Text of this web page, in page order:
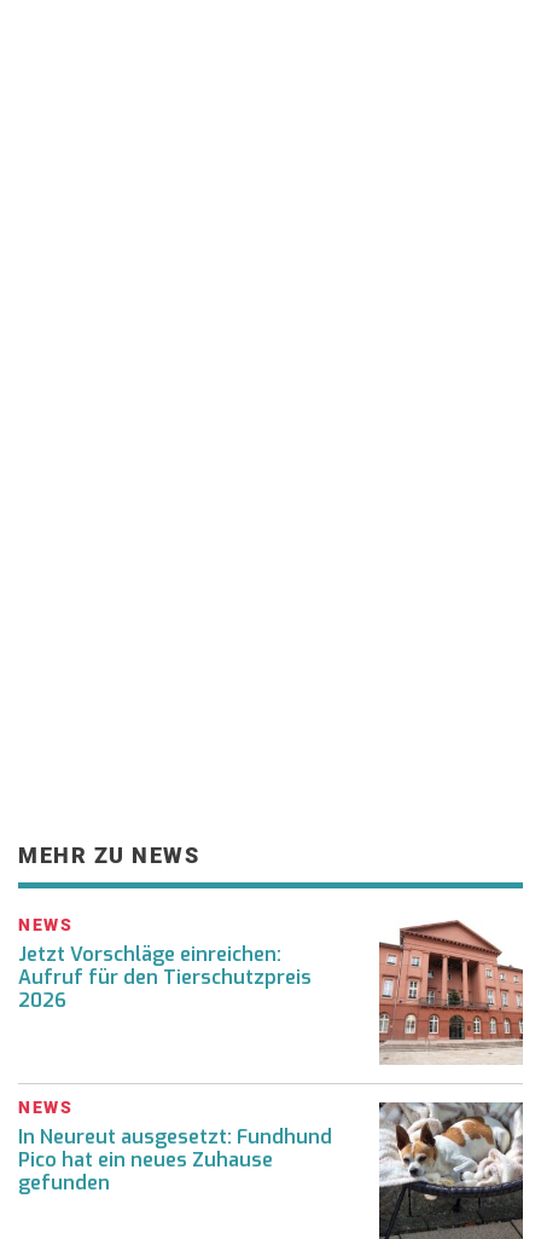
MEHR ZU NEWS
NEWS
Jetzt Vorschläge einreichen:
Aufruf für den Tierschutzpreis
2026
NEWS
In Neureut ausgesetzt: Fundhund
Pico hat ein neues Zuhause
gefunden